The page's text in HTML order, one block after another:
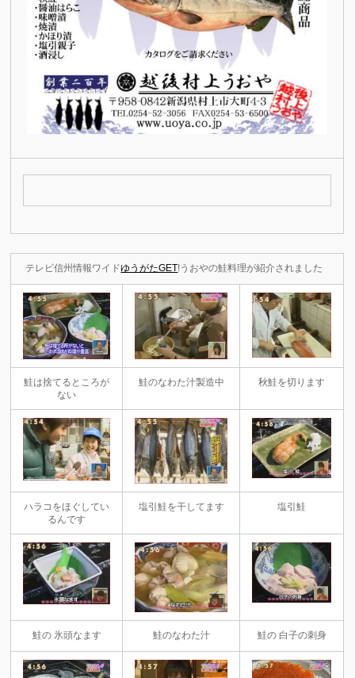
テレビ信州情報ワイドゆうがたGET!うおやの鮭料理が紹介されました
鮭は捨てるところが
ない
鮭のなわた汁製造中 秋鮭を切ります
ハラコをほぐしてい
るんです
塩引鮭を干してます 塩引鮭
鮭の 氷頭なます 鮭のなわた汁 鮭の 白子の刺身